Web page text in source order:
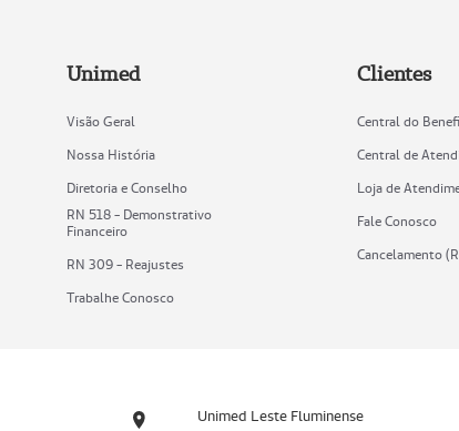
Unimed
Visão Geral
Nossa História
Diretoria e Conselho
RN 518 - Demonstrativo
Financeiro
RN 309 - Reajustes
Trabalhe Conosco
Clientes
Central do
Central de
Loja de
Fale Conosco
Cancelamento
Unimed Leste Fluminense